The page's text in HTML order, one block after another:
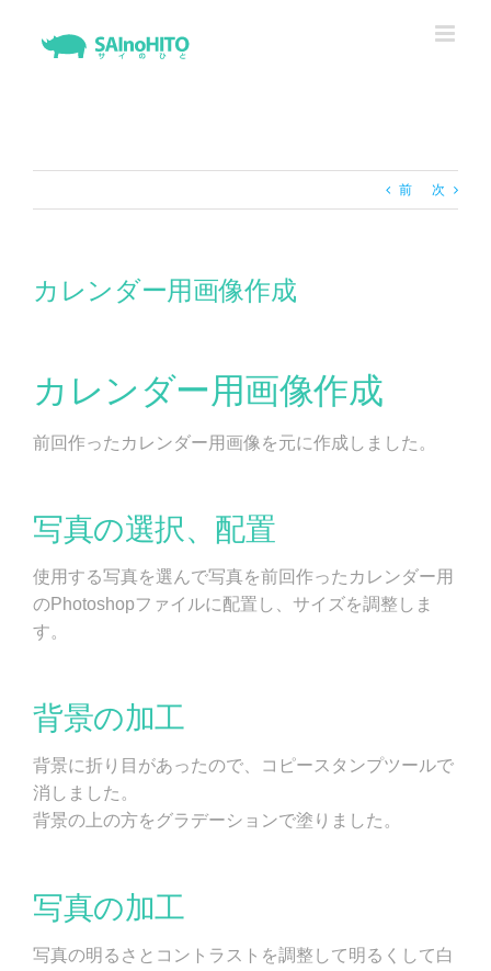
前 次
カレンダー用画像作成
カレンダー用画像作成
前回作ったカレンダー用画像を元に作成しました。
写真の選択、配置
使用する写真を選んで写真を前回作ったカレンダー用
のPhotoshopファイルに配置し、サイズを調整しま
す。
背景の加工
背景に折り目があったので、コピースタンプツールで
消しました。
背景の上の方をグラデーションで塗りました。
写真の加工
写真の明るさとコントラストを調整して明るくして白